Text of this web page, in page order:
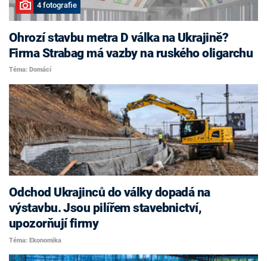
4 fotografie
Ohrozí stavbu metra D válka na Ukrajině?
Firma Strabag má vazby na ruského oligarchu
Téma: Domácí
Odchod Ukrajinců do války dopadá na
výstavbu. Jsou pilířem stavebnictví,
upozorňují firmy
Téma: Ekonomika